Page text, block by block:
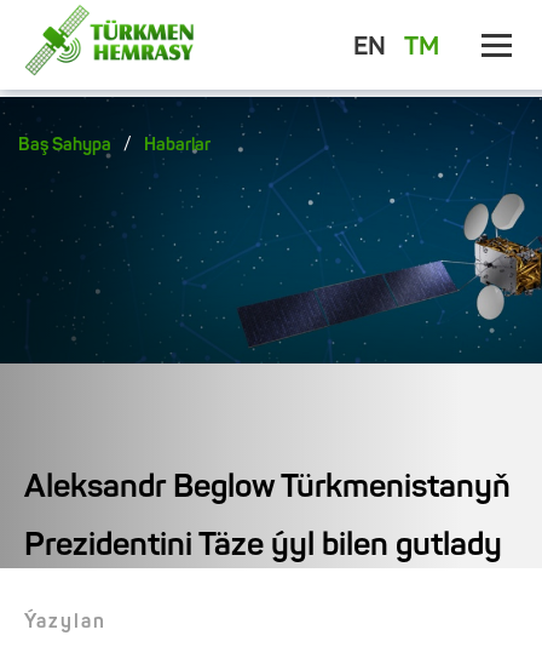
EN TM
Baş Sahypa / Habarlar
Aleksandr Beglow Türkmenistanyň
Prezidentini Täze ýyl bilen gutlady
Ýazylan